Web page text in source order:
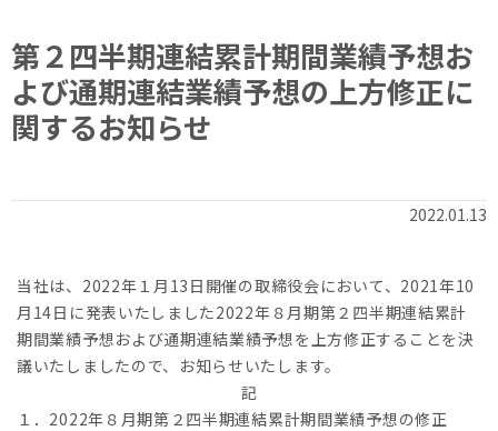
第２四半期連結累計期間業績予想お
よび通期連結業績予想の上方修正に
関するお知らせ
2022.01.13
当社は、2022年１月13日開催の取締役会において、2021年10
月14日に発表いたしました2022年８月期第２四半期連結累計
期間業績予想および通期連結業績予想を上方修正することを決
議いたしましたので、お知らせいたします。
記
１．2022年８月期第２四半期連結累計期間業績予想の修正